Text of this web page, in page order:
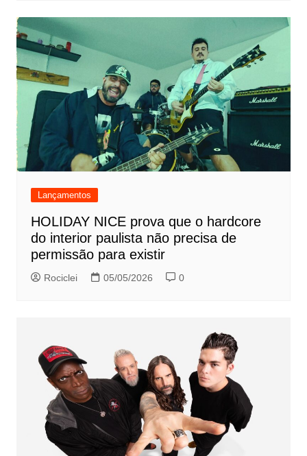
Lançamentos
HOLIDAY NICE prova que o hardcore
do interior paulista não precisa de
permissão para existir
Rociclei 05/05/2026 0